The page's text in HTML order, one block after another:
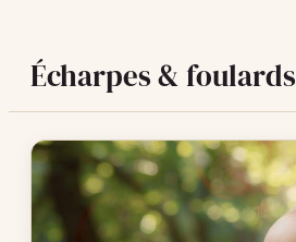
Écharpes & foulards